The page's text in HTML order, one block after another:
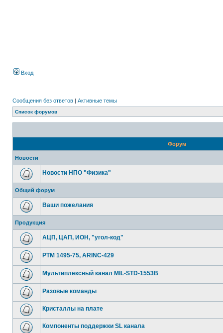
Вход
Сообщения без ответов | Активные темы
Список форумов
Форум
Новости
Новости НПО "Физика"
Общий форум
Ваши пожелания
Продукция
АЦП, ЦАП, ИОН, "угол-код"
РТМ 1495-75, ARINC-429
Мультиплексный канал MIL-STD-1553B
Разовые команды
Кристаллы на плате
Компоненты поддержки SL канала